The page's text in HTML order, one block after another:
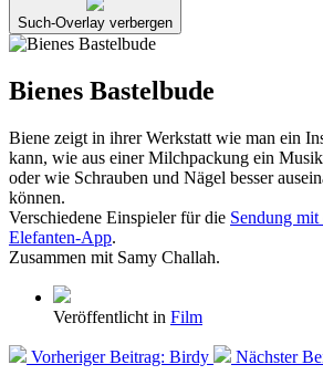
Such-Overlay verbergen
Bienes Bastelbude
Biene zeigt in ihrer Werkstatt wie man ein
kann, wie aus einer Milchpackung ein
oder wie Schrauben und Nägel besser
können.
Verschiedene Einspieler für die Sendung
Elefanten-App.
Zusammen mit Samy Challah.
Veröffentlicht in Film
Vorheriger Beitrag: Birdy Nächster